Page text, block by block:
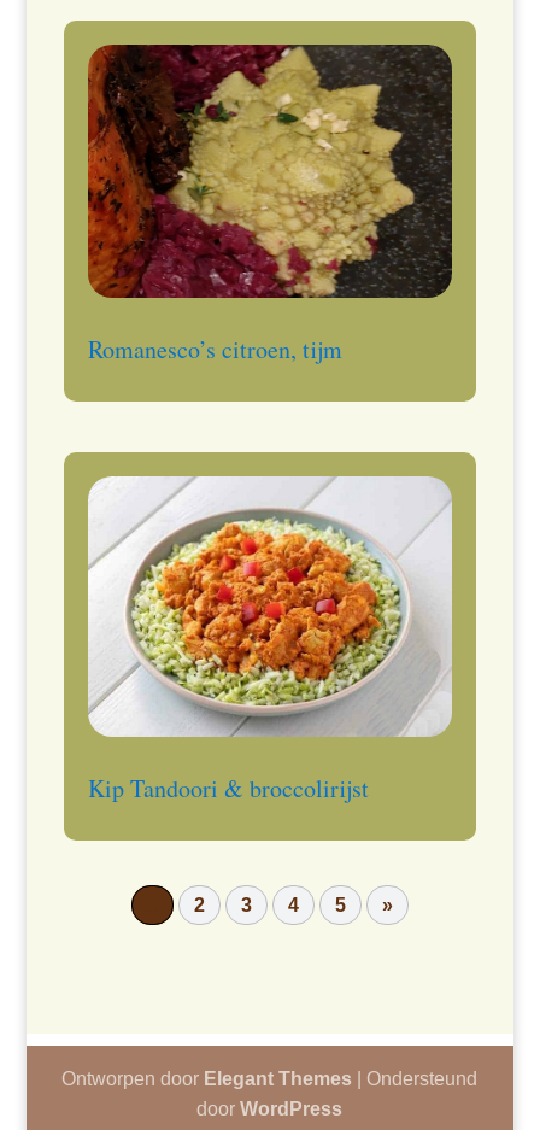
Romanesco’s citroen, tijm
Kip Tandoori & broccolirijst
2 3 4 5 »
Ontworpen door Elegant Themes | Ondersteund
doorWordPress